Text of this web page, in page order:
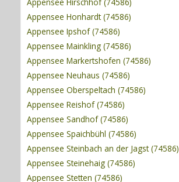
Appensee Honhardt (74586)
Appensee Ipshof (74586)
Appensee Mainkling (74586)
Appensee Markertshofen (74586)
Appensee Neuhaus (74586)
Appensee Oberspeltach (74586)
Appensee Reishof (74586)
Appensee Sandhof (74586)
Appensee Spaichbühl (74586)
Appensee Steinbach an der Jagst (74586)
Appensee Steinehaig (74586)
Appensee Stetten (74586)